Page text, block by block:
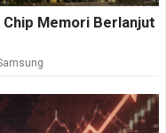
Memori Berlanjut